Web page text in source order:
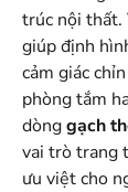
trúc nội thất.
giúp định
cảm giác
phòng tắm
dònggạch
vai trò trang
ưu việt cho